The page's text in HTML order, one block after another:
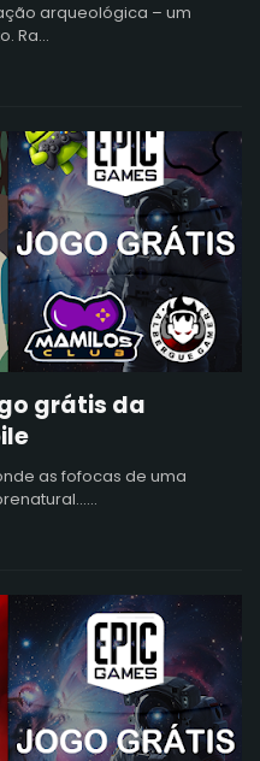
arqueológica – um
Ra…
grátis da
as fofocas de uma